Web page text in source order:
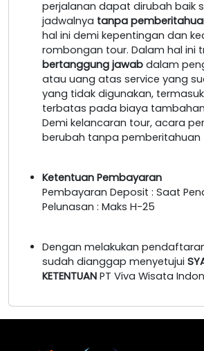
perjalanan dapat dirubah baik
jadwalnya tanpa
hal ini demi kepentingan dan
rombongan tour. Dalam hal ini
bertanggung jawab dalam
atau uang atas service yang
yang tidak digunakan,
terbatas pada biaya
Demi kelancaran tour, acara
berubah tanpa pemberitahuan
Ketentuan Pembayaran
Pembayaran Deposit : Saat
Pelunasan : Maks H-25
Dengan melakukan
sudah dianggap menyetujui
KETENTUAN PT Viva Wisata